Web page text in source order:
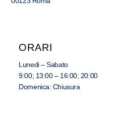
ORARI
Lunedi – Sabato
9:00; 13:00 – 16:00; 20:00
Domenica: Chiusura